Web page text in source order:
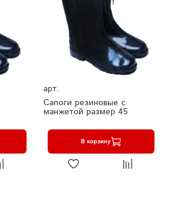
арт.
Сапоги резиновые с
манжетой размер 45
В корзину